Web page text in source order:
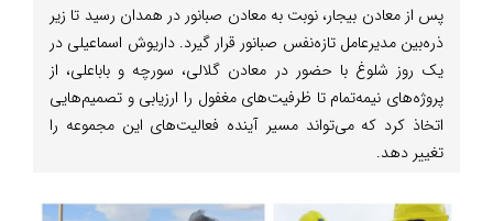
پس از معادن بیجار، نوبت به معادن صبانور در همدان رسید تا زیر
ذره‌بین مدیرعامل تازه‌نفس صبانور قرار گیرد. داریوش اسماعیلی در
یک روز شلوغ با حضور در معادن گلالی، سورچه و باباعلی، از
پروژه‌های نیمه‌تمام تا ظرفیت‌های مغفول را ارزیابی و تصمیم‌هایی
اتخاذ کرد که می‌تواند مسیر آینده فعالیت‌های این مجموعه را
تغییر دهد.